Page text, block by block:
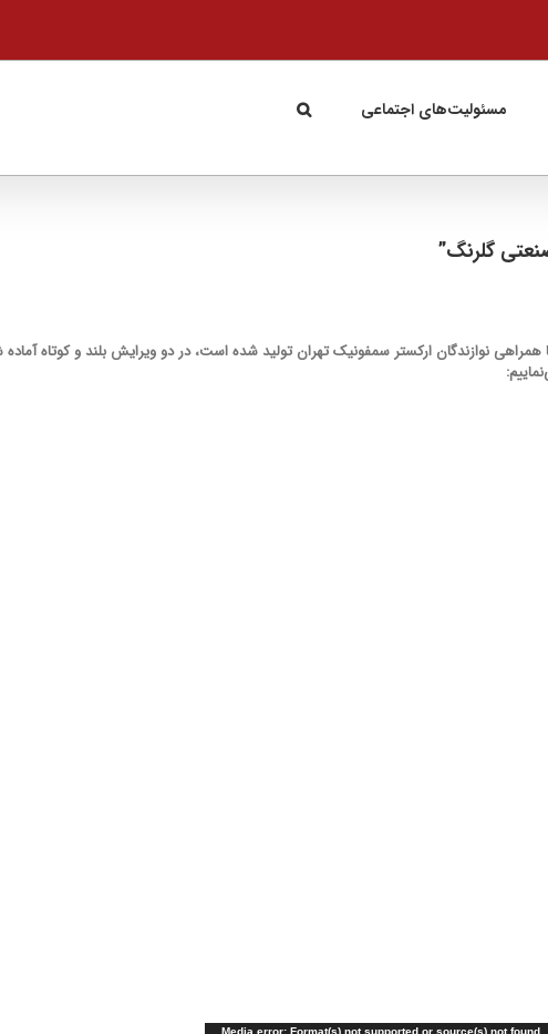
مسئولیت‌های اجتماعی
گلرنگ”
نوازندگان ارکستر سمفونیک تهران تولید شده است، در دو ویرایش بلند و کوتاه
Media error: Format(s) not supported or source(s) not found